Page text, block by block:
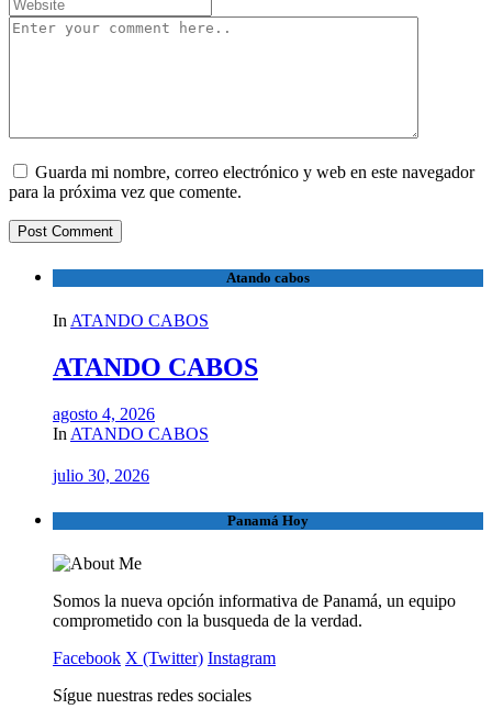
Guarda mi nombre, correo electrónico y web en este navegador
para la próxima vez que comente.
Atando cabos
In ATANDO CABOS
ATANDO CABOS
agosto 4, 2026
In ATANDO CABOS
julio 30, 2026
Panamá Hoy
Somos la nueva opción informativa de Panamá, un equipo
comprometido con la busqueda de la verdad.
Facebook X (Twitter) Instagram
Sígue nuestras redes sociales